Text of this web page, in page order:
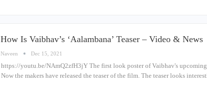
How Is Vaibhav’s ‘Aalambana’ Teaser – Video & News
Naveen Dec 15, 2021
https://youtu.be/NAmQ2zfH3jY The first look poster of Vaibhav's
Now the makers have released the teaser of the film. The teaser looks